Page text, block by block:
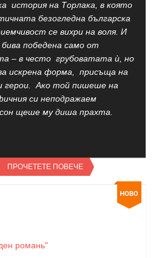
история на Торлака, в която
безогледна българска
се вихри на воля. И
победена само от
– в често грубоватата ѝ, но
искрена форма, присъща на
герои. Ако той пишеше на
си неподражаем
щеше му диша прахта.
ПРОЧЕТЕТЕ ПОВЕЧЕ
романь"